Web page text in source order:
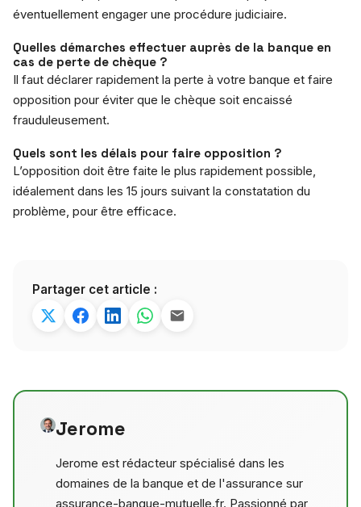
éventuellement engager une procédure judiciaire.
Quelles démarches effectuer auprès de la banque en
cas de perte de chèque ?
Il faut déclarer rapidement la perte à votre banque et faire
opposition pour éviter que le chèque soit encaissé
frauduleusement.
Quels sont les délais pour faire opposition ?
L’opposition doit être faite le plus rapidement possible,
idéalement dans les 15 jours suivant la constatation du
problème, pour être efficace.
Partager cet article :
Jerome
Jerome est rédacteur spécialisé dans les
domaines de la banque et de l'assurance sur
assurance-banque-mutuelle.fr. Passionné par